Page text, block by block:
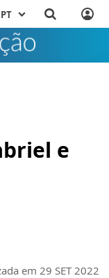
PT
e
em 29 SET 2022